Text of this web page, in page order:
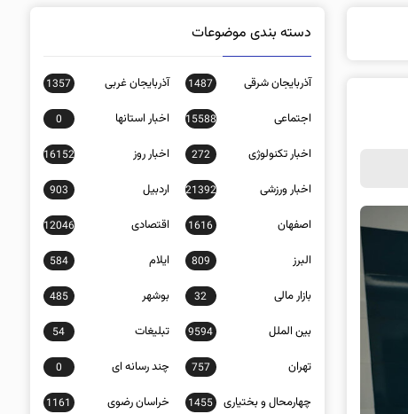
دسته بندی موضوعات
آذربایجان شرقی 1487 آذربایجان غربی 1357
اجتماعی 15588 اخبار استانها 0
اخبار تکنولوژی 272 اخبار روز 16152
اخبار ورزشی 21392 اردبیل 903
اصفهان 1616 اقتصادی 12046
البرز 809 ایلام 584
بازار مالی 32 بوشهر 485
بین الملل 9594 تبلیغات 54
تهران 757 چند رسانه ای 0
چهارمحال و بختیاری 1455 خراسان رضوی 1161